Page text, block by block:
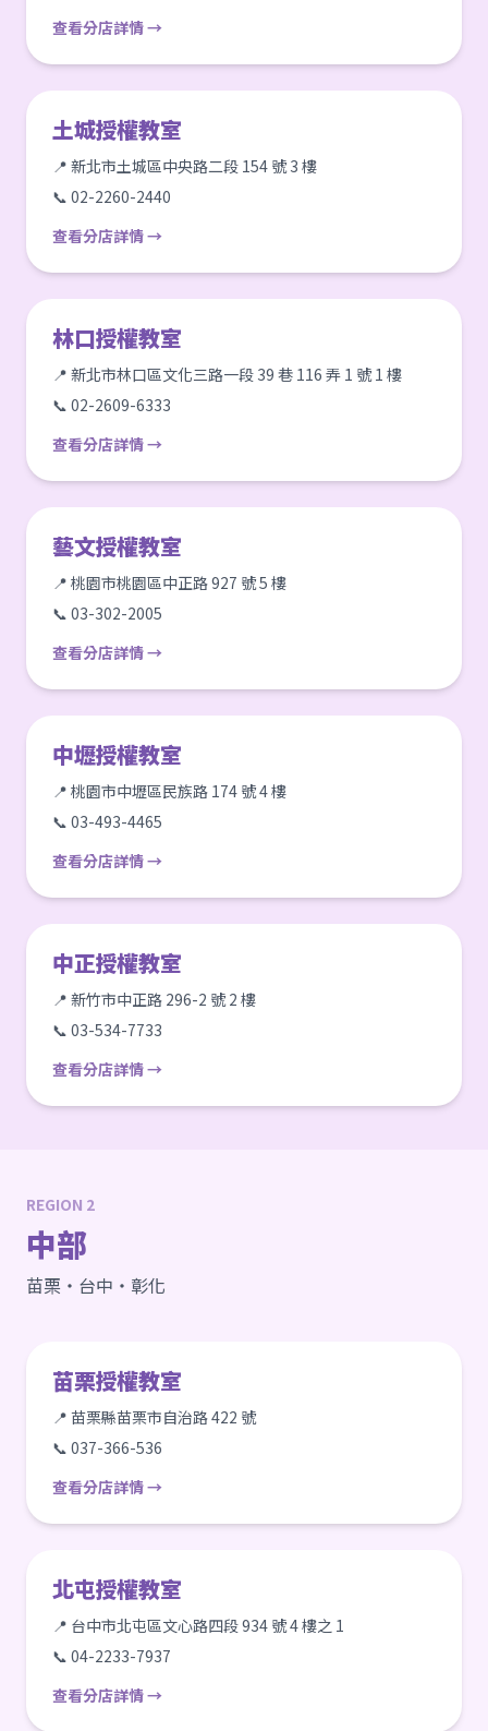
查看分店詳情 →
土城授權教室
📍 新北市土城區中央路二段 154 號 3 樓
📞 02-2260-2440
查看分店詳情 →
林口授權教室
📍 新北市林口區文化三路一段 39 巷 116 弄 1 號 1 樓
📞 02-2609-6333
查看分店詳情 →
藝文授權教室
📍 桃園市桃園區中正路 927 號 5 樓
📞 03-302-2005
查看分店詳情 →
中壢授權教室
📍 桃園市中壢區民族路 174 號 4 樓
📞 03-493-4465
查看分店詳情 →
中正授權教室
📍 新竹市中正路 296-2 號 2 樓
📞 03-534-7733
查看分店詳情 →
REGION 2
中部
苗栗・台中・彰化
苗栗授權教室
📍 苗栗縣苗栗市自治路 422 號
📞 037-366-536
查看分店詳情 →
北屯授權教室
📍 台中市北屯區文心路四段 934 號 4 樓之 1
📞 04-2233-7937
查看分店詳情 →